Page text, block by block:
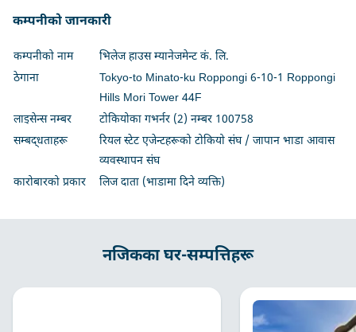
कम्पनीको जानकारी
कम्पनीको नाम
भिलेज हाउस म्यानेजमेन्ट कं. लि.
ठेगाना
Tokyo-to Minato-ku Roppongi 6-10-1 Roppongi
Hills Mori Tower 44F
लाइसेन्स नम्बर
टोकियोका गभर्नर (2) नम्बर 100758
सम्बद्धताहरू
रियल स्टेट एजेन्टहरूको टोकियो संघ / जापान भाडा आवास
व्यवस्थापन संघ
कारोबारको प्रकार
लिज दाता (भाडामा दिने व्यक्ति)
नजिकका घर-सम्पत्तिहरू